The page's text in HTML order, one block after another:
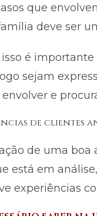
que
deve ser
é
sejam
e
de clientes
de uma
está em
experiências